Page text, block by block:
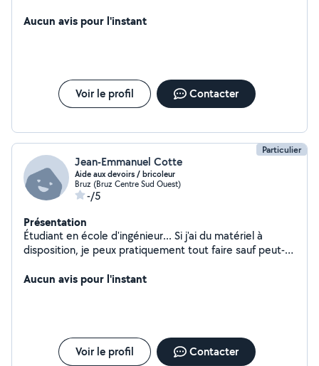
de la garde d'animaux.
Aucun avis pour l'instant
Voir le profil Contacter
Particulier
Jean-Emmanuel Cotte
Aide aux devoirs / bricoleur
Bruz (Bruz Centre Sud Ouest)
-/5
Présentation
Étudiant en école d'ingénieur... Si j'ai du matériel à
disposition, je peux pratiquement tout faire sauf peut-
Aucun avis pour l'instant
Voir le profil Contacter